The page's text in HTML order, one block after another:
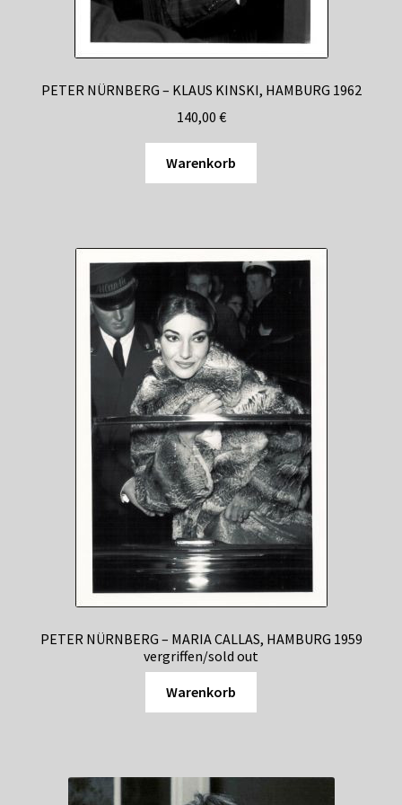
PETER NÜRNBERG – KLAUS KINSKI, HAMBURG 1962
140,00 €
Warenkorb
PETER NÜRNBERG – MARIA CALLAS, HAMBURG 1959
vergriffen/sold out
Warenkorb